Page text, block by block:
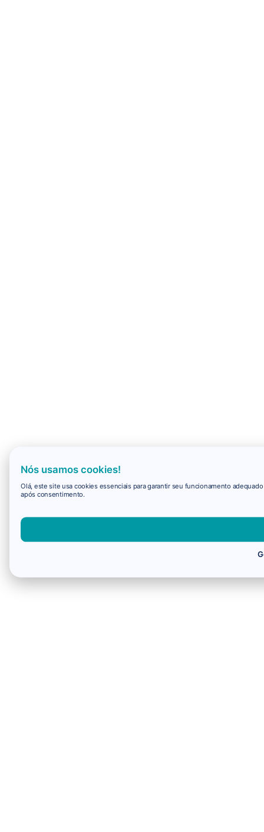
Nós usamos cookies!
Olá, este site usa cookies essenciais para garantir seu funcionamento
após consentimento.